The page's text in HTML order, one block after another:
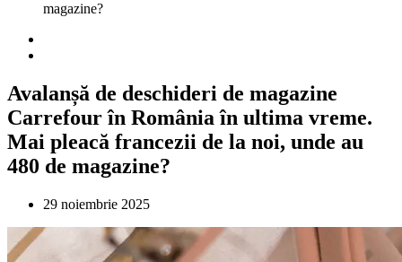
magazine?
Avalanșă de deschideri de magazine
Carrefour în România în ultima vreme.
Mai pleacă francezii de la noi, unde au
480 de magazine?
29 noiembrie 2025